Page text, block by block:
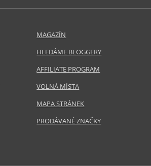
MAGAZÍN
HLEDÁME BLOGGERY
AFFILIATE PROGRAM
VOLNÁ MÍSTA
MAPA STRÁNEK
PRODÁVANÉ ZNAČKY